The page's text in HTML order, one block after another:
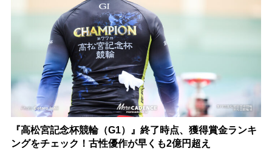
『高松宮記念杯競輪（G1）』終了時点、獲得賞金ランキ
ングをチェック！古性優作が早くも2億円超え